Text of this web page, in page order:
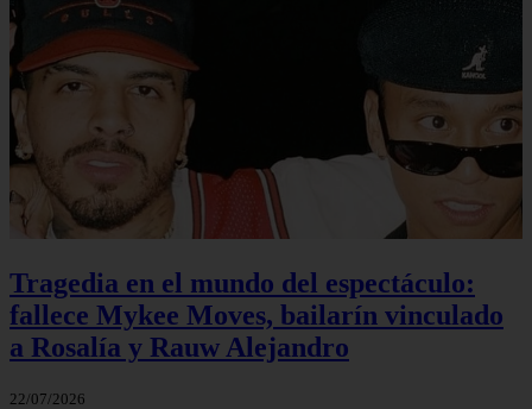
Tragedia en el mundo del espectáculo:
fallece Mykee Moves, bailarín vinculado
a Rosalía y Rauw Alejandro
22/07/2026